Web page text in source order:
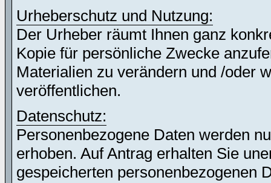
Urheberschutz und Nutzung:
Der Urheber räumt Ihnen ganz
Kopie für persönliche Zwecke
Materialien zu verändern und /oder
veröffentlichen.
Datenschutz:
Personenbezogene Daten werden
erhoben. Auf Antrag erhalten Sie
gespeicherten personenbezogenen